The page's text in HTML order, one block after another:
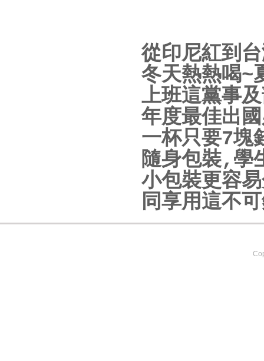
從印尼紅到
冬天熱熱喝~
上班這黨事
年度最佳出
一杯只要7塊
隨身包裝,學
小包裝更容
同享用這不